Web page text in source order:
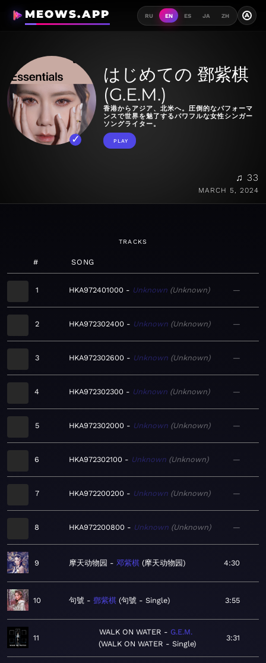
MEOWS.APP RU EN ES JA ZH A
はじめての 鄧紫棋
(G.E.M.)
香港からアジア、北米へ。圧倒的なパフォーマ
ンスで世界を魅了するパワフルな女性シンガー
ソングライター。
PLAY
♫ 33
MARCH 5, 2024
TRACKS
# SONG
1 HKA972401000 Unknown Unknown —
2 HKA972302400 Unknown Unknown —
3 HKA972302600 Unknown Unknown —
4 HKA972302300 Unknown Unknown —
5 HKA972302000 Unknown Unknown —
6 HKA972302100 Unknown Unknown —
7 HKA972200200 Unknown Unknown —
8 HKA972200800 Unknown Unknown —
9 摩天动物园 邓紫棋 摩天动物园 4:30
10 句號 鄧紫棋 句號 - Single 3:55
11
WALK ON WATER
G.E.M.
WALK ON WATER - Single
3:31